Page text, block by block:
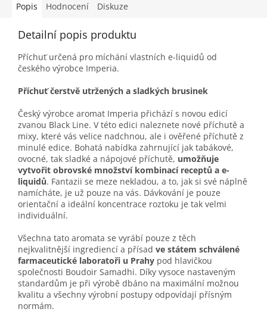
Popis Hodnocení Diskuze
Detailní popis produktu
Příchuť určená pro míchání vlastních e-liquidů od
českého výrobce Imperia.
Příchuť čerstvě utržených a sladkých brusinek
Český výrobce aromat Imperia přichází s novou edicí
zvanou Black Line. V této edici naleznete nové příchutě a
mixy, které vás velice nadchnou, ale i ověřené příchutě z
minulé edice. Bohatá nabídka zahrnující jak tabákové,
ovocné, tak sladké a nápojové příchutě, umožňuje
vytvořit obrovské množství kombinací receptů a e-
liquidů. Fantazii se meze nekladou, a to, jak si své náplně
namícháte, je už pouze na vás. Dávkování je pouze
orientační a ideální koncentrace roztoku je tak velmi
individuální.
Všechna tato aromata se vyrábí pouze z těch
nejkvalitnější ingrediencí a přísad ve státem schválené
farmaceutické laboratoři u Prahy pod hlavičkou
společnosti Boudoir Samadhi. Díky vysoce nastaveným
standardům je při výrobě dbáno na maximální možnou
kvalitu a všechny výrobní postupy odpovídají přísným
normám.